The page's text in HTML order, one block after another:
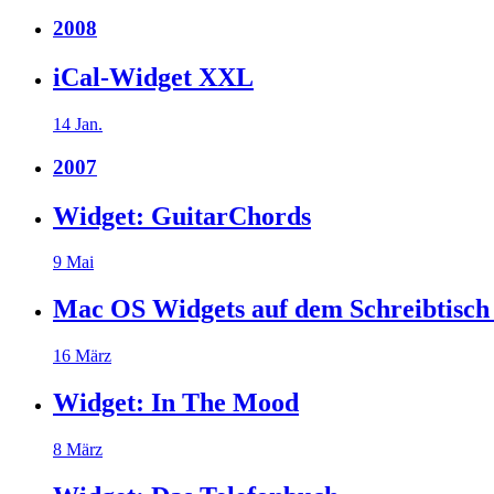
2008
iCal-Widget XXL
14 Jan.
2007
Widget: GuitarChords
9 Mai
Mac OS Widgets auf dem
16 März
Widget: In The Mood
8 März